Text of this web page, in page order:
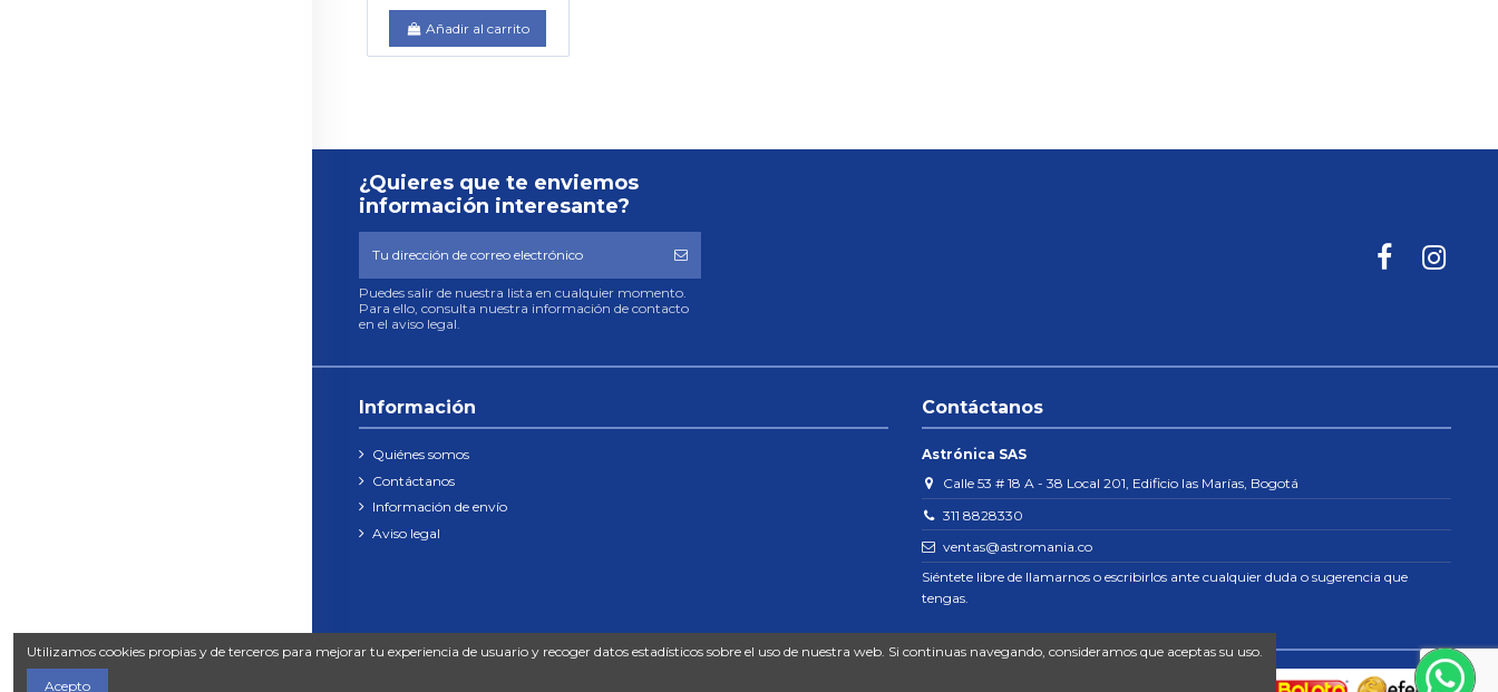
Añadir al carrito
¿Quieres que te enviemos
información interesante?
Puedes salir de nuestra lista en cualquier momento.
Para ello, consulta nuestra información de contacto
en el aviso legal.
Información
Quiénes somos
Contáctanos
Información de envío
Aviso legal
Contáctanos
Astrónica SAS
Calle 53 # 18 A - 38 Local 201, Edificio las Marías, Bogotá
311 8828330
ventas@astromania.co
Siéntete libre de llamarnos o escribirlos ante cualquier duda o sugerencia que
tengas.
Utilizamos cookies propias y de terceros para mejorar tu experiencia de usuario y recoger datos estadísticos sobre el uso de nuestra web. Si continuas navegando, consideramos que aceptas su uso.
Acepto